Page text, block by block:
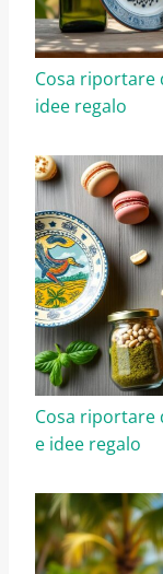
Cosa riportare
idee regalo
Cosa riportare
e idee regalo